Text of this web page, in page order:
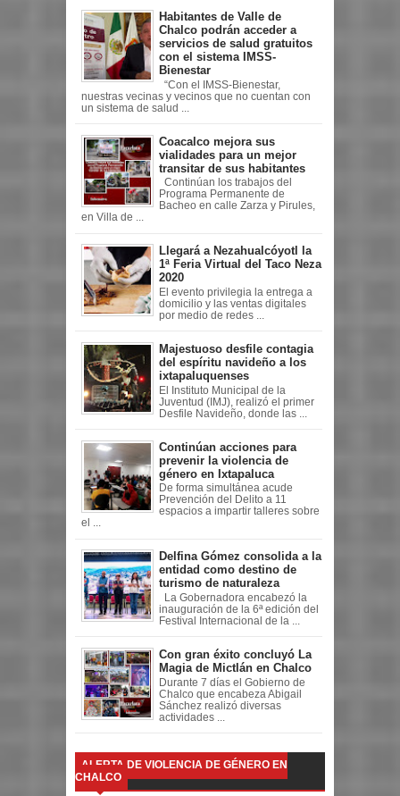
Habitantes de Valle de
Chalco podrán acceder a
servicios de salud gratuitos
con el sistema IMSS-
Bienestar
“Con el IMSS-Bienestar,
nuestras vecinas y vecinos que no cuentan con
un sistema de salud ...
Coacalco mejora sus
vialidades para un mejor
transitar de sus habitantes
Continúan los trabajos del
Programa Permanente de
Bacheo en calle Zarza y Pirules,
en Villa de ...
Llegará a Nezahualcóyotl la
1ª Feria Virtual del Taco Neza
2020
El evento privilegia la entrega a
domicilio y las ventas digitales
por medio de redes ...
Majestuoso desfile contagia
del espíritu navideño a los
ixtapaluquenses
El Instituto Municipal de la
Juventud (IMJ), realizó el primer
Desfile Navideño, donde las ...
Continúan acciones para
prevenir la violencia de
género en Ixtapaluca
De forma simultánea acude
Prevención del Delito a 11
espacios a impartir talleres sobre
el ...
Delfina Gómez consolida a la
entidad como destino de
turismo de naturaleza
La Gobernadora encabezó la
inauguración de la 6ª edición del
Festival Internacional de la ...
Con gran éxito concluyó La
Magia de Mictlán en Chalco
Durante 7 días el Gobierno de
Chalco que encabeza Abigail
Sánchez realizó diversas
actividades ...
ALERTA DE VIOLENCIA DE GÉNERO EN
CHALCO